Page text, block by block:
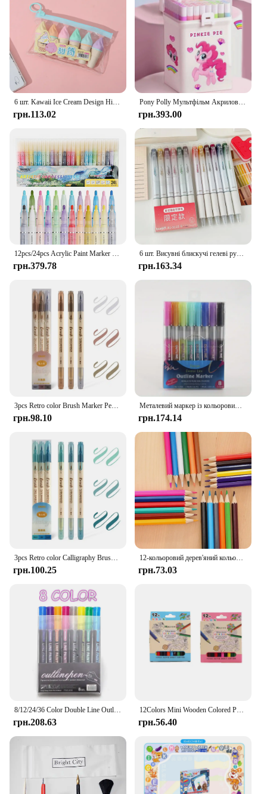
грн.113.02
Pony Polly Мультфільм Акриловий маркер Студент Спеціальний пензель можна складати Кольоровий непроникний Doodle Pen Акварельна ручка Надіслати наклейки
грн.393.00
12pcs/24pcs Acrylic Paint Marker Set with 24 colored inks suitable for rock painting, glass, wood, black paper, scrapbook crafts
грн.379.78
6 шт. Висувні блискучі гелеві ручки, що стираються, 0,7 мм, кольорові естетичні ручки з тонкою точкою для журналювання, домашнього шкільного канцелярського приладдя
грн.163.34
3pcs Retro color Brush Marker Pens Set Soft Brush Calligraphy Dual side Fine Liner Lettering Blendable Watercolor Art Drawing
грн.98.10
Металевий маркер із кольоровим контуром 8/12, надхвиляста подвійна ручка, яка використовується як блискуча ручка для вітальних листівок, ручок для рукоділля
грн.174.14
3pcs Retro color Calligraphy Brush Pen Set DIY Scrapbooking Crafts Soft Tip Dual side Fine Liner Art Lettering Drawing Markers
грн.100.25
12-кольоровий дерев'яний кольоровий набір, нетоксичний стандартний короткий олівець для малювання HB, інструмент для малювання, канцтовари, шкільне приладдя
грн.73.03
8/12/24/36 Color Double Line Outline Art Marker Pen For DIY Scrapbook Poster Cards Painting Drawing Graffiti Glitter Highlighter
грн.208.63
12Colors Mini Wooden Colored Pencils Set Non Toxic HB Colorful Lead Standard Painting Sketching Pen Drawing Pencils for Children
грн.56.40